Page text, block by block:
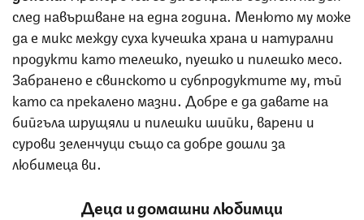
след навършване на една година. Менюто му може
да е микс между суха кучешка храна и натурални
продукти като телешко, пуешко и пилешко месо.
Забранено е свинското и субпродуктите му, тъй
като са прекалено мазни. Добре е да давате на
бийгъла шрущяли и пилешки шийки, варени и
сурови зеленчуци също са добре дошли за
любимеца ви.
Деца и домашни любимци